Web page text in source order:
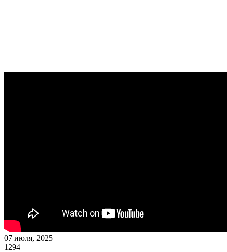
07 июля, 2025
1294